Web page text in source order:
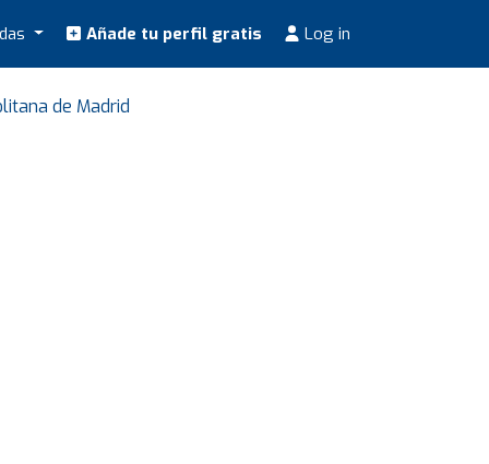
Añade tu perfil gratis Log in
de Madrid